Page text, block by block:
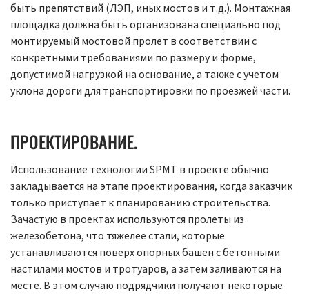
быть препятствий (ЛЭП, иных мостов и т.д.). Монтажная
площадка должна быть организована специально под
монтируемый мостовой пролет в соответствии с
конкретными требованиями по размеру и форме,
допустимой нагрузкой на основание, а также с учетом
уклона дороги для транспортировки по проезжей части.
ПРОЕКТИРОВАНИЕ.
Использование технологии SPMT в проекте обычно
закладывается на этапе проектирования, когда заказчик
только приступает к планированию строительства.
Зачастую в проектах используются пролеты из
железобетона, что тяжелее стали, которые
устанавливаются поверх опорных башен с бетонными
настилами мостов и тротуаров, а затем заливаются на
месте. В этом случаю подрядчики получают некоторые